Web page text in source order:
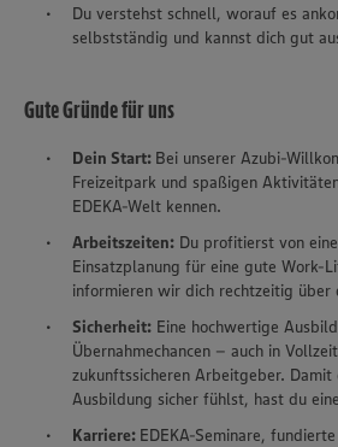
Du verstehst schnell, worauf es
selbstständig und kannst dich gut
Gute Gründe für uns
Dein Start: Bei unserer Azubi-
Freizeitpark und spaßigen
EDEKA-Welt kennen.
Arbeitszeiten: Du profitierst von
Einsatzplanung für eine gute Work-
informieren wir dich rechtzeitig über
Sicherheit: Eine hochwertige
Übernahmechancen – auch in
zukunftssicheren Arbeitgeber.
Ausbildung sicher fühlst, hast du
Karriere: EDEKA-Seminare,